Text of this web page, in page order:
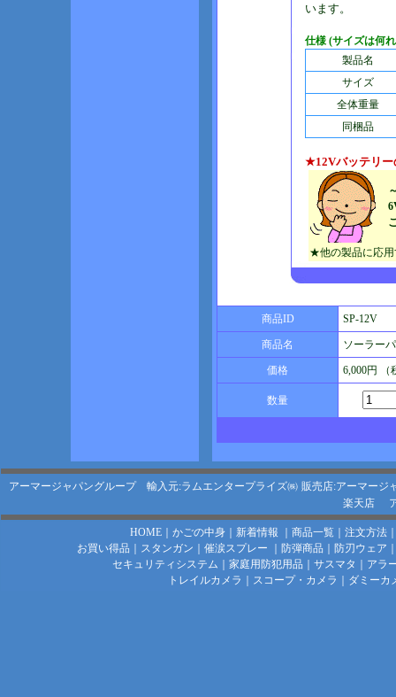
います。
仕様 (サイズは何
製品名
サイズ
全体重量
同梱品
★12Vバッテリー
ご
★他の製品に応用
商品ID SP-12V
商品名 ソーラー
価格 6,000円 （
数量
アーマージャパングループ 輸入元:ラムエンタープライズ㈱ 販売店:アーマージ
楽天店
HOME｜ かごの中身｜ 新着情報 商品一覧｜ 注文方法
お買い得品
スタンガン 催涙スプレー 防弾商品 防刃ウェア
セキュリティシステム
家庭用防犯用品 サスマタ
アラ
トレイルカメラ
スコープ・カメラ ダミーカ